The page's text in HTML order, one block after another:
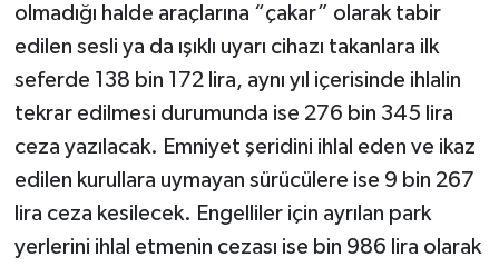
olmadığı halde araçlarına “çakar” olarak tabir
edilen sesli ya da ışıklı uyarı cihazı takanlara ilk
seferde 138 bin 172 lira, aynı yıl içerisinde ihlalin
tekrar edilmesi durumunda ise 276 bin 345 lira
ceza yazılacak. Emniyet şeridini ihlal eden ve ikaz
edilen kurullara uymayan sürücülere ise 9 bin 267
lira ceza kesilecek. Engelliler için ayrılan park
yerlerini ihlal etmenin cezası ise bin 986 lira olarak
Video Haber
Yaşam
Yeme-İçme